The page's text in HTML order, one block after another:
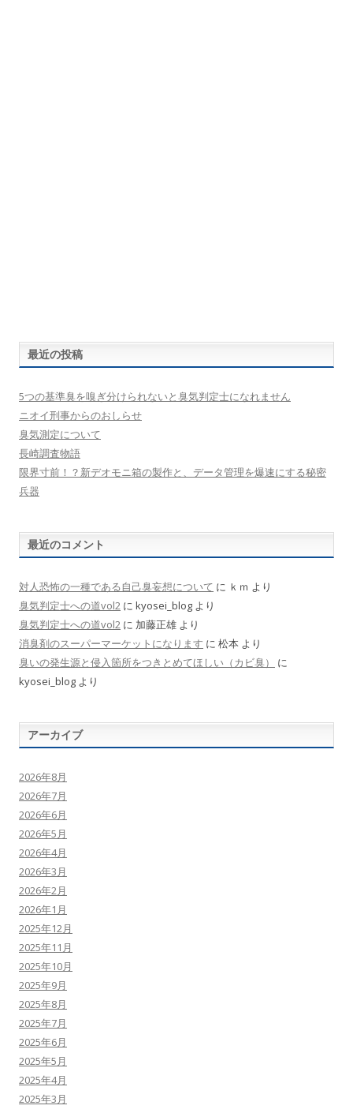
最近の投稿
5つの基準臭を嗅ぎ分けられないと臭気判定士になれません
ニオイ刑事からのおしらせ
臭気測定について
長崎調査物語
限界寸前！？新デオモニ箱の製作と、データ管理を爆速にする秘密
兵器
最近のコメント
対人恐怖の一種である自己臭妄想について に ｋｍ より
臭気判定士への道vol2 に kyosei_blog より
臭気判定士への道vol2 に 加藤正雄 より
消臭剤のスーパーマーケットになります に 松本 より
臭いの発生源と侵入箇所をつきとめてほしい（カビ臭）
に
kyosei_blog より
アーカイブ
2026年8月
2026年7月
2026年6月
2026年5月
2026年4月
2026年3月
2026年2月
2026年1月
2025年12月
2025年11月
2025年10月
2025年9月
2025年8月
2025年7月
2025年6月
2025年5月
2025年4月
2025年3月